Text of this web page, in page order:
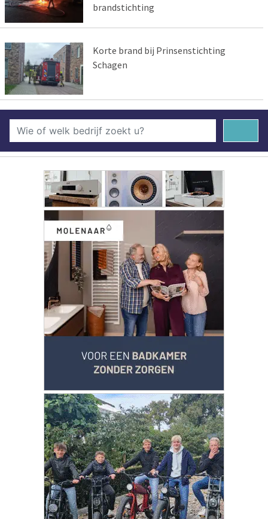
brandstichting
Korte brand bij Prinsenstichting
Schagen